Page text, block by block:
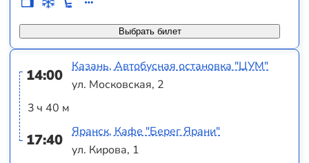
Выбрать билет
14:00
3 ч 40 м
17:40
Казань, Автобусная остановка "ЦУМ"
ул. Московская, 2
Яранск, Кафе "Берег Ярани"
ул. Кирова, 1